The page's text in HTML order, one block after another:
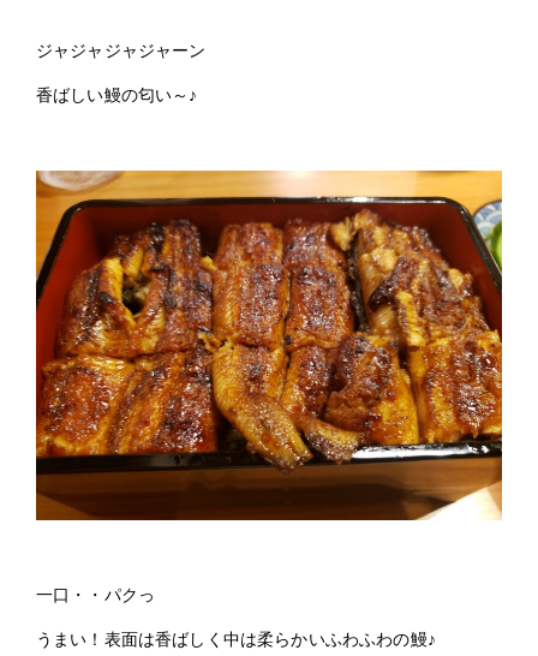
ジャジャジャジャーン
香ばしい鰻の匂い～♪
一口・・パクっ
うまい！表面は香ばしく中は柔らかいふわふわの鰻♪